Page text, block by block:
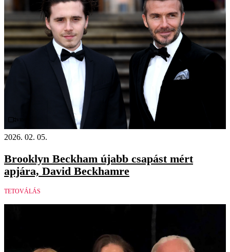
2026. 02. 05.
Brooklyn Beckham újabb csapást mért
apjára, David Beckhamre
TETOVÁLÁS